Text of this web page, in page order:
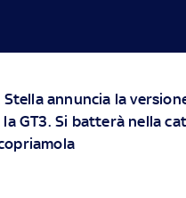
Stella annuncia la
GT3. Si batterà nella